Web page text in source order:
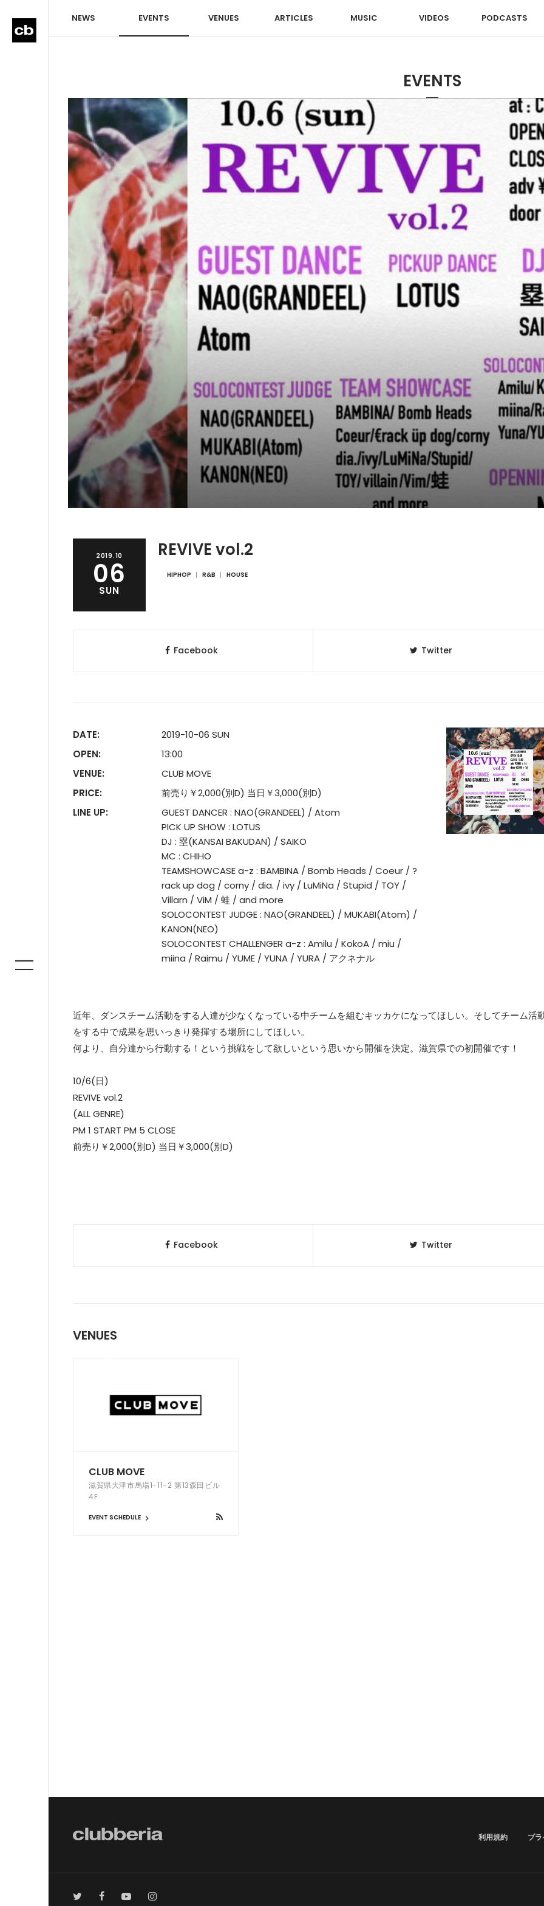
NEWS EVENTS VENUES ARTICLES MUSIC VIDEOS PODCASTS
EVENTS
2019.10
06
SUN
REVIVE vol.2
HIPHOP R&B HOUSE
Facebook Twitter
DATE:
2019-10-06 SUN
OPEN:
13:00
VENUE:
CLUB MOVE
PRICE:
前売り￥2,000(別D) 当日￥3,000(別D)
LINE UP:
GUEST DANCER : NAO(GRANDEEL) / Atom
PICK UP SHOW : LOTUS
DJ : 塁(KANSAI BAKUDAN) / SAIKO
MC : CHIHO
TEAMSHOWCASE a-z : BAMBINA / Bomb Heads / Coeur / ?
rack up dog / corny / dia. / ivy / LuMiNa / Stupid / TOY /
Villarn / ViM / 蛙 / and more
SOLOCONTEST JUDGE : NAO(GRANDEEL) / MUKABI(Atom) /
KANON(NEO)
SOLOCONTEST CHALLENGER a-z : Amilu / KokoA / miu /
miina / Raimu / YUME / YUNA / YURA / アクネナル
近年、ダンスチーム活動をする人達が少なくなっている中チームを組むキッカケになってほしい。そしてチーム活
をする中で成果を思いっきり発揮する場所にしてほしい。
何より、自分達から行動する！という挑戦をして欲しいという思いから開催を決定。滋賀県での初開催です！
10/6(日)
REVIVE vol.2
(ALL GENRE)
PM 1 START PM 5 CLOSE
前売り￥2,000(別D) 当日￥3,000(別D)
Facebook Twitter
VENUES
CLUB MOVE
滋賀県大津市馬場1-11-2 第13森田ビル
4F
EVENT SCHEDULE
利用規約 プ